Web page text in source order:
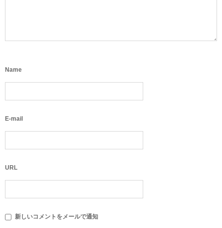
Name
E-mail
URL
新しいコメントをメールで通知